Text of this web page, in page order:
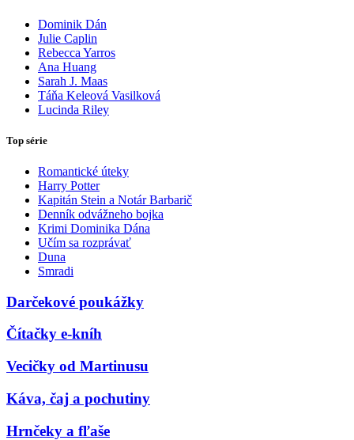
Dominik Dán
Julie Caplin
Rebecca Yarros
Ana Huang
Sarah J. Maas
Táňa Keleová Vasilková
Lucinda Riley
Top série
Romantické úteky
Harry Potter
Kapitán Stein a Notár Barbarič
Denník odvážneho bojka
Krimi Dominika Dána
Učím sa rozprávať
Duna
Smradi
Darčekové poukážky
Čítačky e-kníh
Vecičky od Martinusu
Káva, čaj a pochutiny
Hrnčeky a fľaše